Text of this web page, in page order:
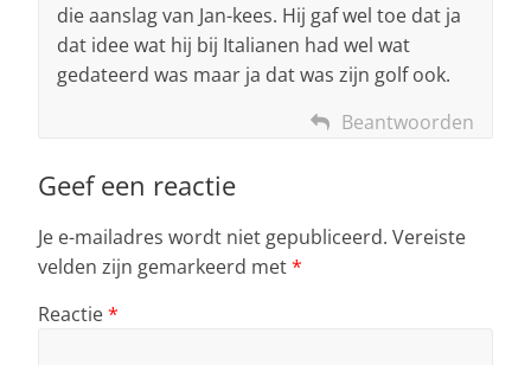
die aanslag van Jan-kees. Hij gaf wel toe dat ja
dat idee wat hij bij Italianen had wel wat
gedateerd was maar ja dat was zijn golf ook.
Beantwoorden
Geef een reactie
Je e-mailadres wordt niet gepubliceerd. Vereiste
velden zijn gemarkeerd met*
Reactie*